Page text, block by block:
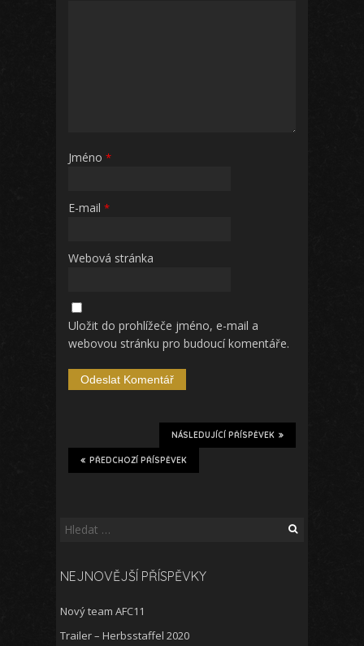
Jméno *
E-mail *
Webová stránka
Uložit do prohlížeče jméno, e-mail a
webovou stránku pro budoucí komentáře.
NÁSLEDUJÍCÍ PŘÍSPĚVEK
PŘEDCHOZÍ PŘÍSPĚVEK
Vyhledávání
NEJNOVĚJŠÍ PŘÍSPĚVKY
Nový team AFC11
Trailer – Herbsstaffel 2020